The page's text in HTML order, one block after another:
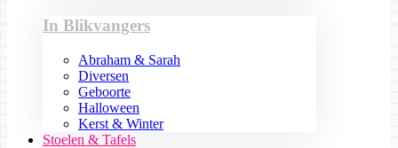
In Blikvangers
Abraham & Sarah
Diversen
Geboorte
Halloween
Kerst & Winter
Stoelen & Tafels